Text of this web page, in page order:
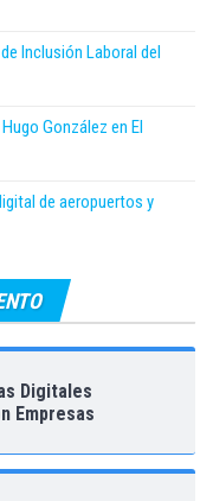
Inclusión Laboral del
González en El
de aeropuertos y
Digitales
Empresas